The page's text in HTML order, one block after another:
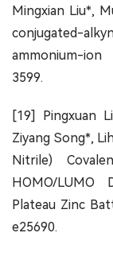
Mingxian Liu*,
conjugated-
ammonium-
3599.
[19] Pingxuan
Ziyang Song*,
Nitrile)
HOMO/LUMO
Plateau Zinc
e25690.